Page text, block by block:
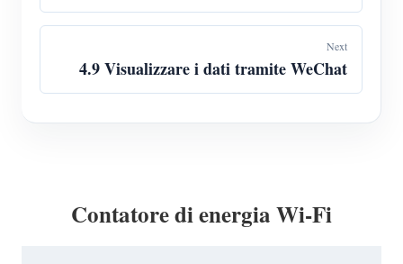
Next
4.9 Visualizzare i dati tramite WeChat
Contatore di energia Wi-Fi